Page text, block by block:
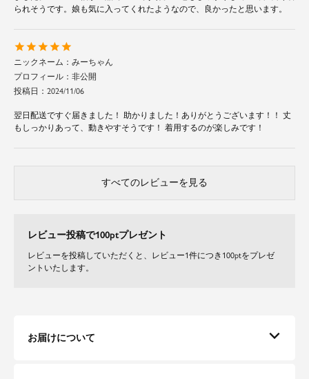
られそうです。娘も気に入ってくれたようなので、良かったと思います。
みーちゃん
非公開
投稿日
2024/11/06
翌日配送ですぐ届きました！ 助かりました！ありがとうございます！！ 丈
もしっかりあって、動きやすそうです！ 着用するのが楽しみです！
すべてのレビューを見る
レビュー投稿で100ptプレゼント
レビューを投稿していただくと、レビュー1件につき100ptをプレゼ
ントいたします。
お届けについて